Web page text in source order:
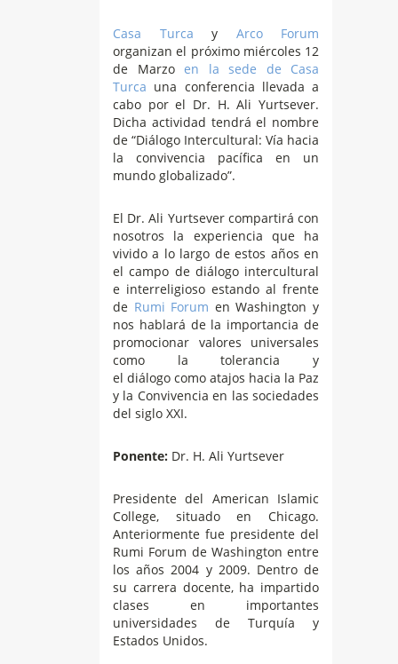
Casa Turca y Arco Forum
organizan el próximo miércoles 12
de Marzo en la sede de Casa
Turca una conferencia llevada a
cabo por el Dr. H. Ali Yurtsever.
Dicha actividad tendrá el nombre
de “Diálogo Intercultural: Vía hacia
la convivencia pacífica en un
mundo globalizado”.
El Dr. Ali Yurtsever compartirá con
nosotros la experiencia que ha
vivido a lo largo de estos años en
el campo de diálogo intercultural
e interreligioso estando al frente
de Rumi Forum en Washington y
nos hablará de la importancia de
promocionar valores universales
como la tolerancia y
el diálogo como atajos hacia la Paz
y la Convivencia en las sociedades
del siglo XXI.
Ponente: Dr. H. Ali Yurtsever
Presidente del American Islamic
College, situado en Chicago.
Anteriormente fue presidente del
Rumi Forum de Washington entre
los años 2004 y 2009. Dentro de
su carrera docente, ha impartido
clases en importantes
universidades de Turquía y
Estados Unidos.